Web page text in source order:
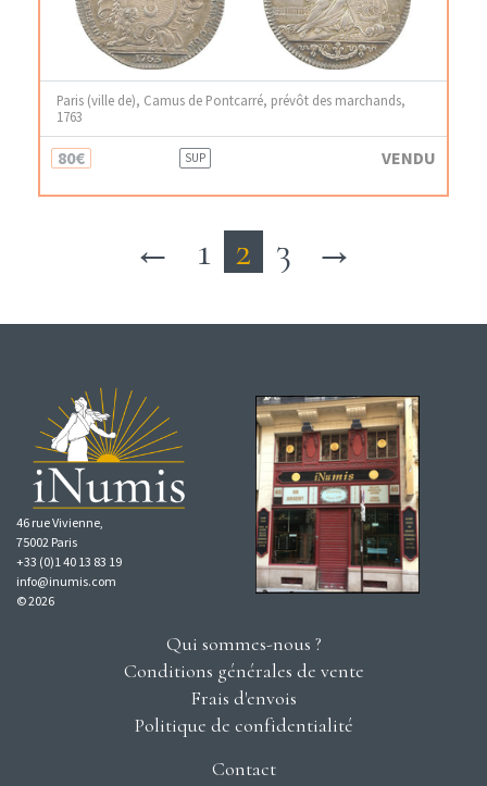
Paris (ville de), Camus de Pontcarré, prévôt des marchands,
1763
80€ SUP VENDU
← 1 2 3 →
46 rue Vivienne,
75002 Paris
+33 (0)1 40 13 83 19
info@inumis.com
© 2026
Qui sommes-nous ?
Conditions générales de vente
Frais d'envois
Politique de confidentialité
Contact